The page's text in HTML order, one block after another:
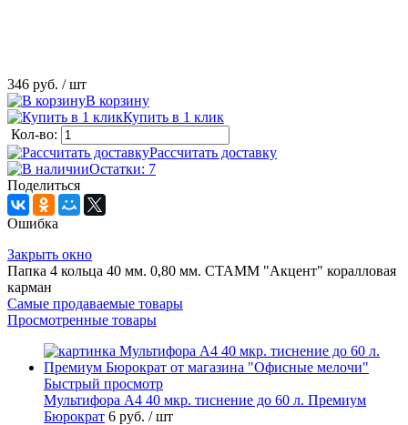
346 руб. / шт
В корзину
Купить в 1 клик
Кол-во:
Рассчитать доставку
Остатки: 7
Поделиться
Ошибка
Закрыть окно
Папка 4 кольца 40 мм. 0,80 мм. СТАММ "Акцент" коралловая
карман
Самые продаваемые товары
Просмотренные товары
Быстрый просмотр
Мультифора А4 40 мкр. тиснение до 60 л. Премиум
Бюрократ 6 руб. / шт